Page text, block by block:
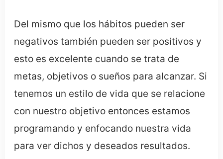
Del mismo que los hábitos pueden ser
negativos también pueden ser positivos y
esto es excelente cuando se trata de
metas, objetivos o sueños para alcanzar. Si
tenemos un estilo de vida que se relacione
con nuestro objetivo entonces estamos
programando y enfocando nuestra vida
para ver dichos y deseados resultados.